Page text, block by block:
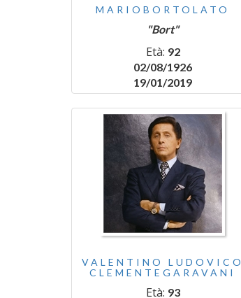
MARIOBORTOLATO
"Bort"
Età: 92
02/08/1926
19/01/2019
VALENTINO LUDOVICO
CLEMENTEGARAVANI
Età: 93